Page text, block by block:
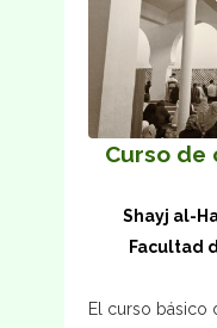
Curso de
Shayj al-
Facultad
El curso básico